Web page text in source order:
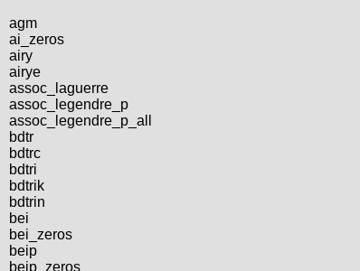
agm
ai_zeros
airy
airye
assoc_laguerre
assoc_legendre_p
assoc_legendre_p_all
bdtr
bdtrc
bdtri
bdtrik
bdtrin
bei
bei_zeros
beip
beip_zeros